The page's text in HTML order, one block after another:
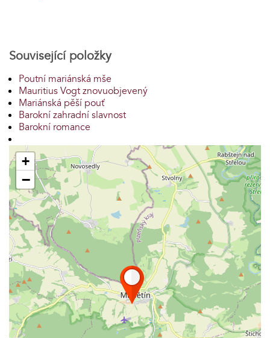
Související položky
Poutní mariánská mše
Mauritius Vogt znovuobjevený
Mariánská pěší pouť
Barokní zahradní slavnost
Barokní romance
+
−